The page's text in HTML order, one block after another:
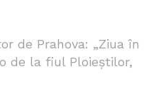
de Prahova: „Ziua în
de la fiul Ploieștilor,